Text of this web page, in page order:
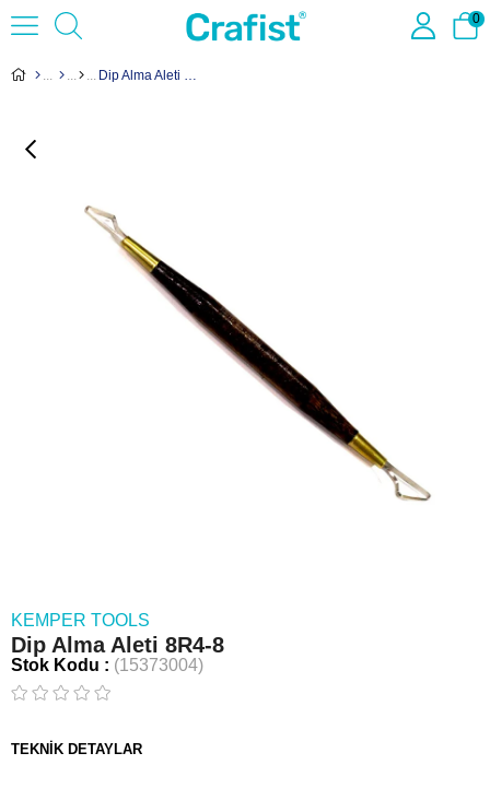
0
Dip Alma Aleti 8R4-8
KEMPER TOOLS
Dip Alma Aleti 8R4-8
Stok Kodu (15373004)
TEKNİK DETAYLAR